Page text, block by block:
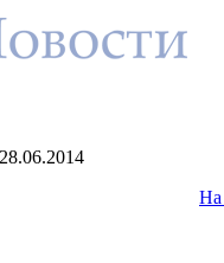
28.06.2014
На